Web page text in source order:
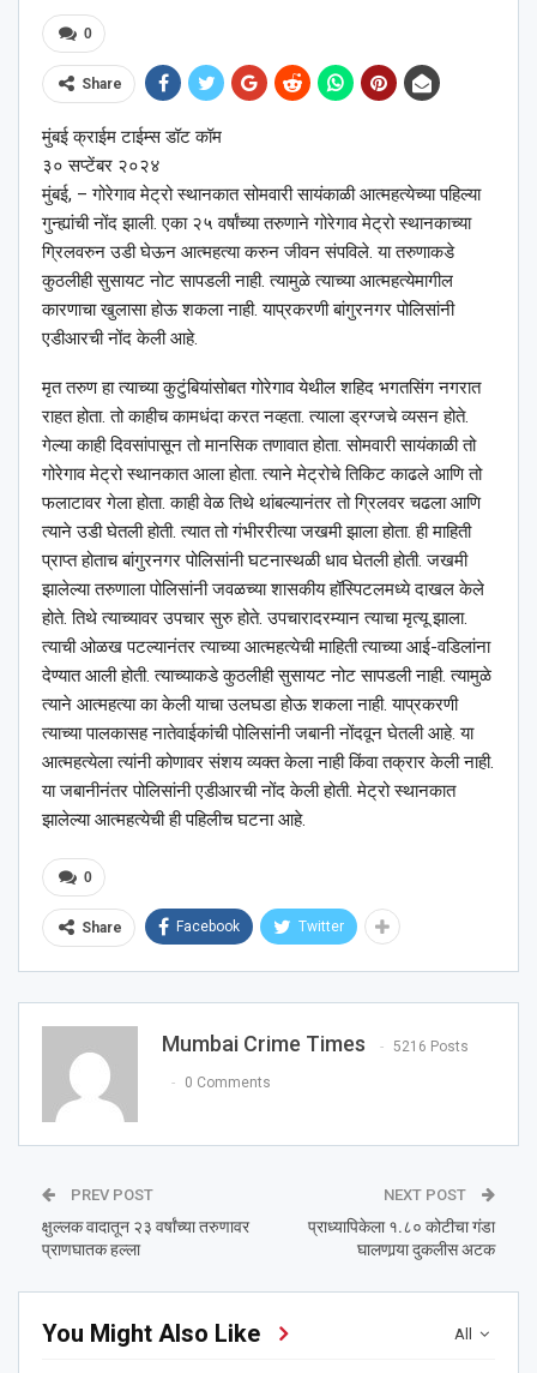
0
Share
मुंबई क्राईम टाईम्स डॉट कॉम
३० सप्टेंबर २०२४
मुंबई, – गोरेगाव मेट्रो स्थानकात सोमवारी सायंकाळी आत्महत्येच्या पहिल्या
गुन्ह्यांची नोंद झाली. एका २५ वर्षांच्या तरुणाने गोरेगाव मेट्रो स्थानकाच्या
ग्रिलवरुन उडी घेऊन आत्महत्या करुन जीवन संपविले. या तरुणाकडे
कुठलीही सुसायट नोट सापडली नाही. त्यामुळे त्याच्या आत्महत्येमागील
कारणाचा खुलासा होऊ शकला नाही. याप्रकरणी बांगुरनगर पोलिसांनी
एडीआरची नोंद केली आहे.
मृत तरुण हा त्याच्या कुटुंबियांसोबत गोरेगाव येथील शहिद भगतसिंग नगरात
राहत होता. तो काहीच कामधंदा करत नव्हता. त्याला ड्रग्जचे व्यसन होते.
गेल्या काही दिवसांपासून तो मानसिक तणावात होता. सोमवारी सायंकाळी तो
गोरेगाव मेट्रो स्थानकात आला होता. त्याने मेट्रोचे तिकिट काढले आणि तो
फलाटावर गेला होता. काही वेळ तिथे थांबल्यानंतर तो ग्रिलवर चढला आणि
त्याने उडी घेतली होती. त्यात तो गंभीररीत्या जखमी झाला होता. ही माहिती
प्राप्त होताच बांगुरनगर पोलिसांनी घटनास्थळी धाव घेतली होती. जखमी
झालेल्या तरुणाला पोलिसांनी जवळच्या शासकीय हॉस्पिटलमध्ये दाखल केले
होते. तिथे त्याच्यावर उपचार सुरु होते. उपचारादरम्यान त्याचा मृत्यू झाला.
त्याची ओळख पटल्यानंतर त्याच्या आत्महत्येची माहिती त्याच्या आई-वडिलांना
देण्यात आली होती. त्याच्याकडे कुठलीही सुसायट नोट सापडली नाही. त्यामुळे
त्याने आत्महत्या का केली याचा उलघडा होऊ शकला नाही. याप्रकरणी
त्याच्या पालकासह नातेवाईकांची पोलिसांनी जबानी नोंदवून घेतली आहे. या
आत्महत्येला त्यांनी कोणावर संशय व्यक्त केला नाही किंवा तक्रार केली नाही.
या जबानीनंतर पोलिसांनी एडीआरची नोंद केली होती. मेट्रो स्थानकात
झालेल्या आत्महत्येची ही पहिलीच घटना आहे.
0
Share Facebook Twitter
Mumbai Crime Times 5216 Posts
0 Comments
PREV POST
क्षुल्लक वादातून २३ वर्षांच्या तरुणावर
प्राणघातक हल्ला
NEXT POST
प्राध्यापिकेला १.८० कोटीचा गंडा
घालणार्‍या दुकलीस अटक
All
You Might Also Like